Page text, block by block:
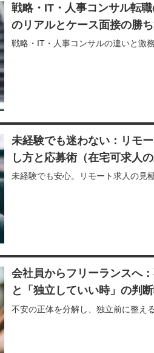
戦略・IT・人事コンサル転
のリアルとケース面接の勝
戦略・IT・人事コンサルの違いと激
未経験でも迷わない：リモ
し方と応募術（在宅可求人の
未経験でも安心。リモート求人の見
会社員からフリーランスへ
と「独立していい時」の判
不安の正体を分解し、独立前に整え